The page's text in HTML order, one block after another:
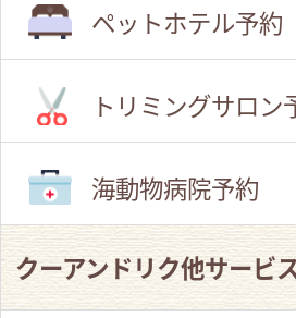
ペットホテル予約
トリミングサロン
海動物病院予約
クーアンドリク他サービ